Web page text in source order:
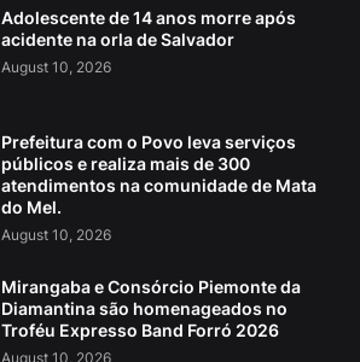
Adolescente de 14 anos morre após
acidente na orla de Salvador
August 10, 2026
Prefeitura com o Povo leva serviços
públicos e realiza mais de 300
atendimentos na comunidade de Mata
do Mel.
August 10, 2026
Mirangaba e Consórcio Piemonte da
Diamantina são homenageados no
Troféu Expresso Band Forró 2026
August 10, 2026